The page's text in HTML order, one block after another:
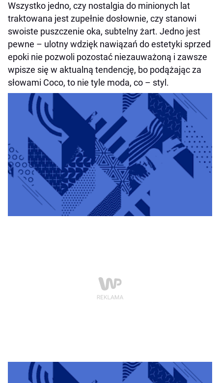
Wszystko jedno, czy nostalgia do minionych lat
traktowana jest zupełnie dosłownie, czy stanowi
swoiste puszczenie oka, subtelny żart. Jedno jest
pewne – ulotny wdzięk nawiązań do estetyki sprzed
epoki nie pozwoli pozostać niezauważoną i zawsze
wpisze się w aktualną tendencję, bo podążając za
słowami Coco, to nie tyle moda, co – styl.